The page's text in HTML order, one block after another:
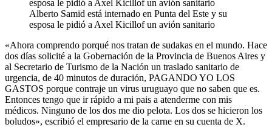
Alberto Samid está internado en Punta del Este y su
esposa le pidió a Axel Kicillof un avión sanitario
«Ahora comprendo porqué nos tratan de sudakas en el mundo. Hace
dos días solicité a la Gobernación de la Provincia de Buenos Aires y
al Secretario de Turismo de la Nación un traslado sanitario de
urgencia, de 40 minutos de duración, PAGANDO YO LOS
GASTOS porque contraje un virus uruguayo que no saben que es.
Entonces tengo que ir rápido a mi pais a atenderme con mis
médicos. Ninguno de los dos me dio pelota. Los dos se hicieron los
boludos», escribió el empresario de la carne en su cuenta de X.